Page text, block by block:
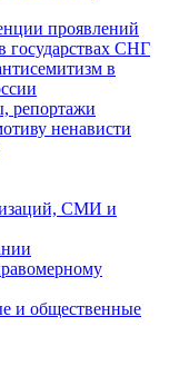
проявлений
государствах СНГ
в
репортажи
ненависти
СМИ и
и общественные